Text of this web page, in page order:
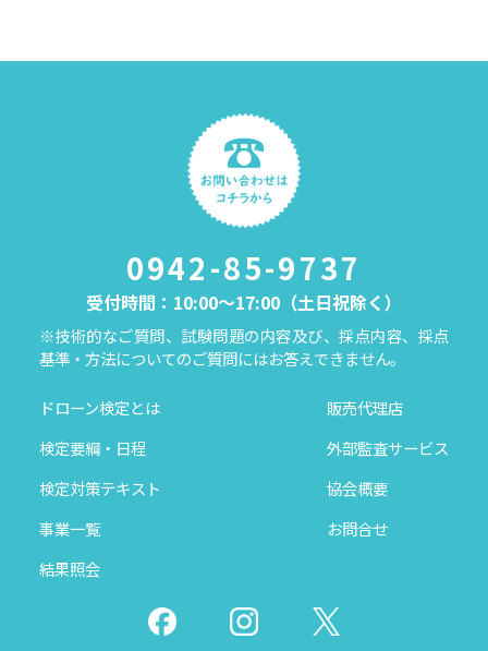
0942-85-9737
受付時間：10:00～17:00（土日祝除く）
※技術的なご質問、試験問題の内容及び、採点内容、採点
基準・方法についてのご質問にはお答えできません。
ドローン検定とは
検定要綱・日程
検定対策テキスト
事業一覧
結果照会
販売代理店
外部監査サービス
協会概要
お問合せ